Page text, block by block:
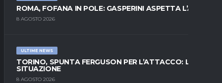
ROMA, FOFANA IN POLE: GASPERINI ASPETTA L’ALA
8 AGOSTO 2026
ULTIME NEWS
TORINO, SPUNTA FERGUSON PER L’ATTACCO: LA
SITUAZIONE
8 AGOSTO 2026